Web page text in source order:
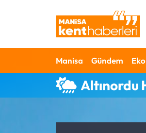
Manisa Gündem
Altınordu
Ahmetli Hava Durumu
Ahmetli Trafik Yoğunluk
Süper Lig Puan Durumu ve